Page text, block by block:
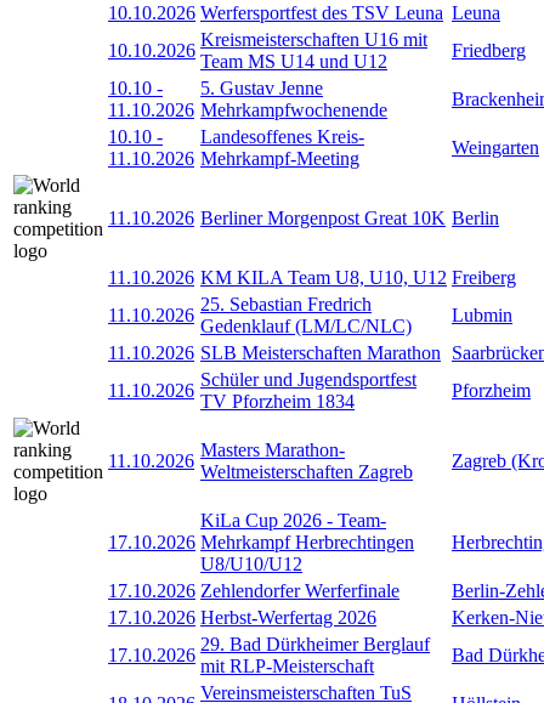
10.10.2026 Werfersportfest des TSV Leuna Leuna
10.10.2026
Kreismeisterschaften U16 mit
Team MS U14 und U12
Friedberg
10.10 -
11.10.2026
5. Gustav Jenne
Mehrkampfwochenende
10.10 -
11.10.2026
Landesoffenes Kreis-
Mehrkampf-Meeting
Weingarten
11.10.2026 Berliner Morgenpost Great 10K Berlin
11.10.2026 KM KILA Team U8, U10, U12 Freiberg
11.10.2026
25. Sebastian Fredrich
Gedenklauf (LM/LC/NLC)
Lubmin
11.10.2026 SLB Meisterschaften Marathon
11.10.2026
Schüler und Jugendsportfest
TV Pforzheim 1834
Pforzheim
11.10.2026
Masters Marathon-
Weltmeisterschaften Zagreb
Zagreb
17.10.2026
KiLa Cup 2026 - Team-
Mehrkampf Herbrechtingen
U8/U10/U12
17.10.2026 Zehlendorfer Werferfinale
Berlin-
17.10.2026 Herbst-Werfertag 2026
Kerken-
17.10.2026
29. Bad Dürkheimer Berglauf
mit RLP-Meisterschaft
Bad
Vereinsmeisterschaften TuS